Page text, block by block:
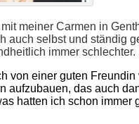
meiner Carmen in
auch selbst und ständig
immer
von einer guten
aufzubauen, das auch
hatten ich schon immer